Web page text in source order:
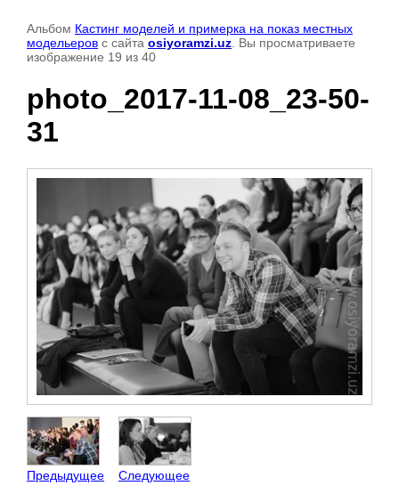
Альбом Кастинг моделей и примерка на показ местных
модельеров с сайта osiyoramzi.uz . Вы просматриваете
изображение 19 из 40
photo_2017-11-08_23-50-
31
Предыдущее Следующее